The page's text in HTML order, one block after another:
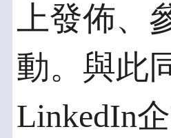
上發佈、
動。與此
LinkedIn